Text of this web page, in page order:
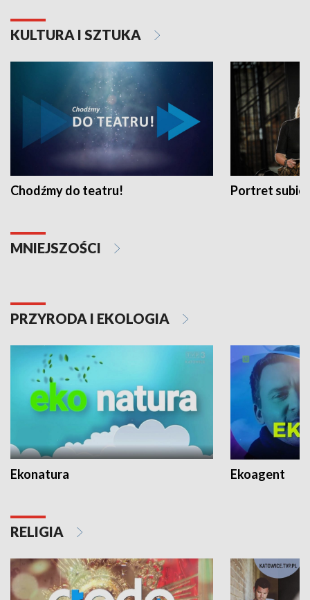
KULTURA I SZTUKA
Chodźmy do teatru! Portret
MNIEJSZOŚCI
PRZYRODA I EKOLOGIA
Ekonatura Ekoagent
RELIGIA